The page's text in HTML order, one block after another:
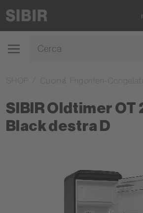
SIBIR Oldtimer OT
Black destra D